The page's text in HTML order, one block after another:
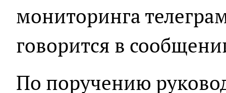
мониторинга
говорится в
По поручению